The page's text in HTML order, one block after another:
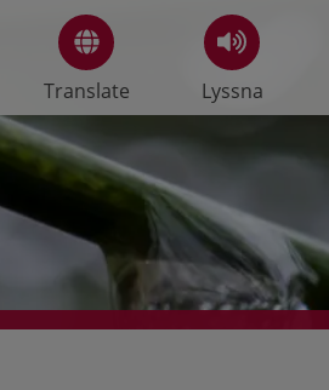
Translate Lyssna